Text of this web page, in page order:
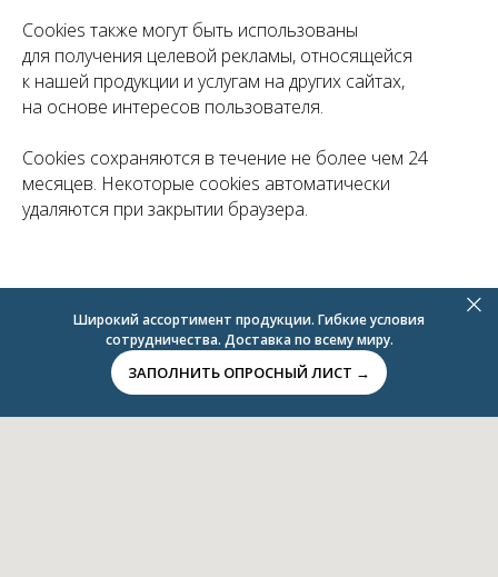
Cookies также могут быть использованы
для получения целевой рекламы, относящейся
к нашей продукции и услугам на других сайтах,
на основе интересов пользователя.
Cookies сохраняются в течение не более чем 24
месяцев. Некоторые cookies автоматически
удаляются при закрытии браузера.
Широкий ассортимент продукции. Гибкие условия
сотрудничества. Доставка по всему миру.
ЗАПОЛНИТЬ ОПРОСНЫЙ ЛИСТ →